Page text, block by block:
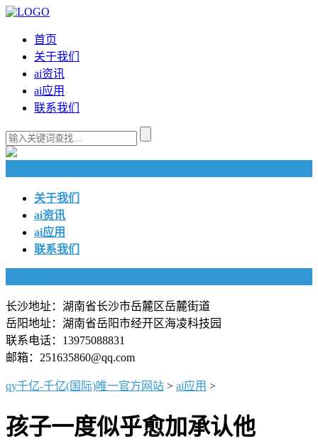
首页
关于我们
ai资讯
ai应用
联系我们
关于我们
ai资讯
ai应用
联系我们
长沙地址：湖南省长沙市岳麓区岳麓街道
岳阳地址：湖南省岳阳市经开区海凌科技园
联系电话：13975088831
邮箱：251635860@qq.com
qy千亿-千亿(国际)唯一官方网站 > ai应用 >
孩子一度似乎愈加承认他